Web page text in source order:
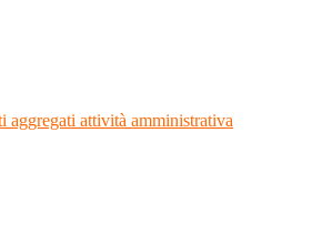
aggregati attività amministrativa